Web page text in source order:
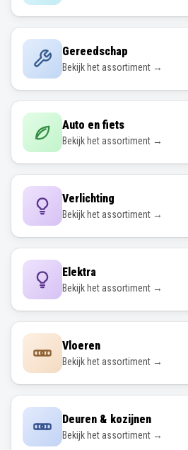
Gereedschap
Bekijk het assortiment →
Auto en fiets
Bekijk het assortiment →
Verlichting
Bekijk het assortiment →
Elektra
Bekijk het assortiment →
Vloeren
Bekijk het assortiment →
Deuren & kozijnen
Bekijk het assortiment →